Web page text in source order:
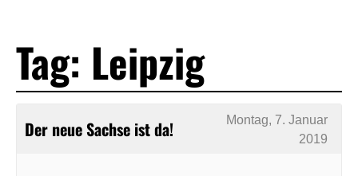
Tag: Leipzig
Der neue Sachse ist da!
Montag, 7. Januar
2019